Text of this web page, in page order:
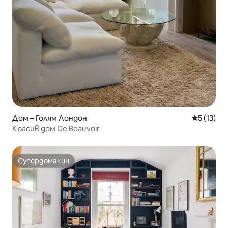
Дом – Голям Лондон Средна
5 (13)
Красив дом De Beauvoir
Супердомакин
Супердомакин